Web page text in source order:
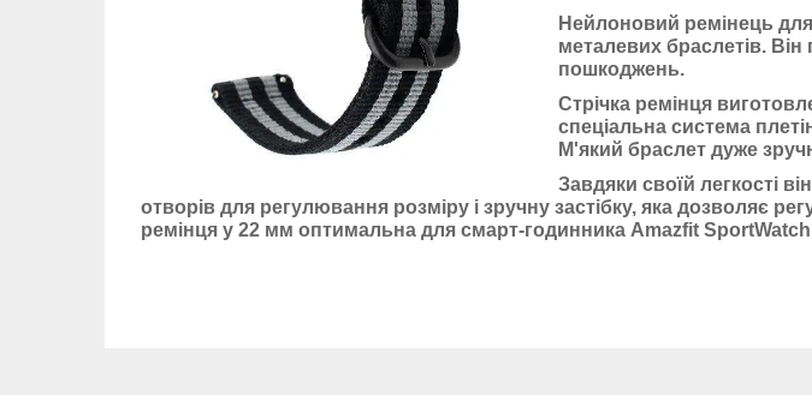
Нейлоновий ремінець
металевих браслетів. Він
пошкоджень.
Стрічка ремінця
спеціальна система
М'який браслет дуже
Завдяки своїй легкості
отворів для регулювання розміру і зручну застібку, яка дозволяє
ремінця у 22 мм оптимальна для смарт-годинника Amazfit